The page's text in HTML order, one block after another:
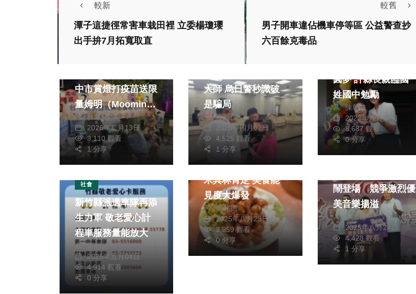
較新
潭子這捷徑常害車栽田裡 立委楊瓊瓔
出手拚7月拓寬取直
較舊
男子開車違佔機車停等區 公益警查抄
六百餘克毒品
政治 生活
中市賞燈打疫苗送限
量姆明（Moomin）
提燈林獻元
2026年二月13日
3,110 觀看
1 分享
大師 烏日警秒識破
是騙局
張皓傑
2025年四月02日
4,525 觀看
1 分享
熱門 社會
圓夢 許縣長親臨國
姓國中勉勵
陳朝枝
2023年六月13日
8,687 觀看
0 分享
社會
新竹縣派遺車隊再添
生力軍 敬老愛心計
程車服務量能放大
鄭銘德
2025年五月04日
4,914 觀看
0 分享
生活 美食
新竹縣21家料理獲
米其林肯定 美食能
見度大爆發
鄭銘德
2025年八月29日
3,959 觀看
0 分享
財經及消費 藝文
鬧登場 競爭激烈優
美音樂揚溢
張皓傑
2025年八月24日
4,428 觀看
1 分享